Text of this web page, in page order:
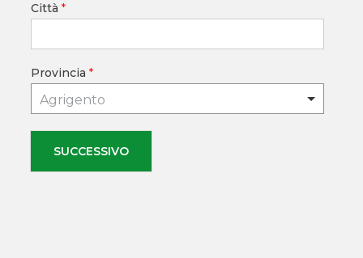
Città *
Provincia *
Agrigento
SUCCESSIVO